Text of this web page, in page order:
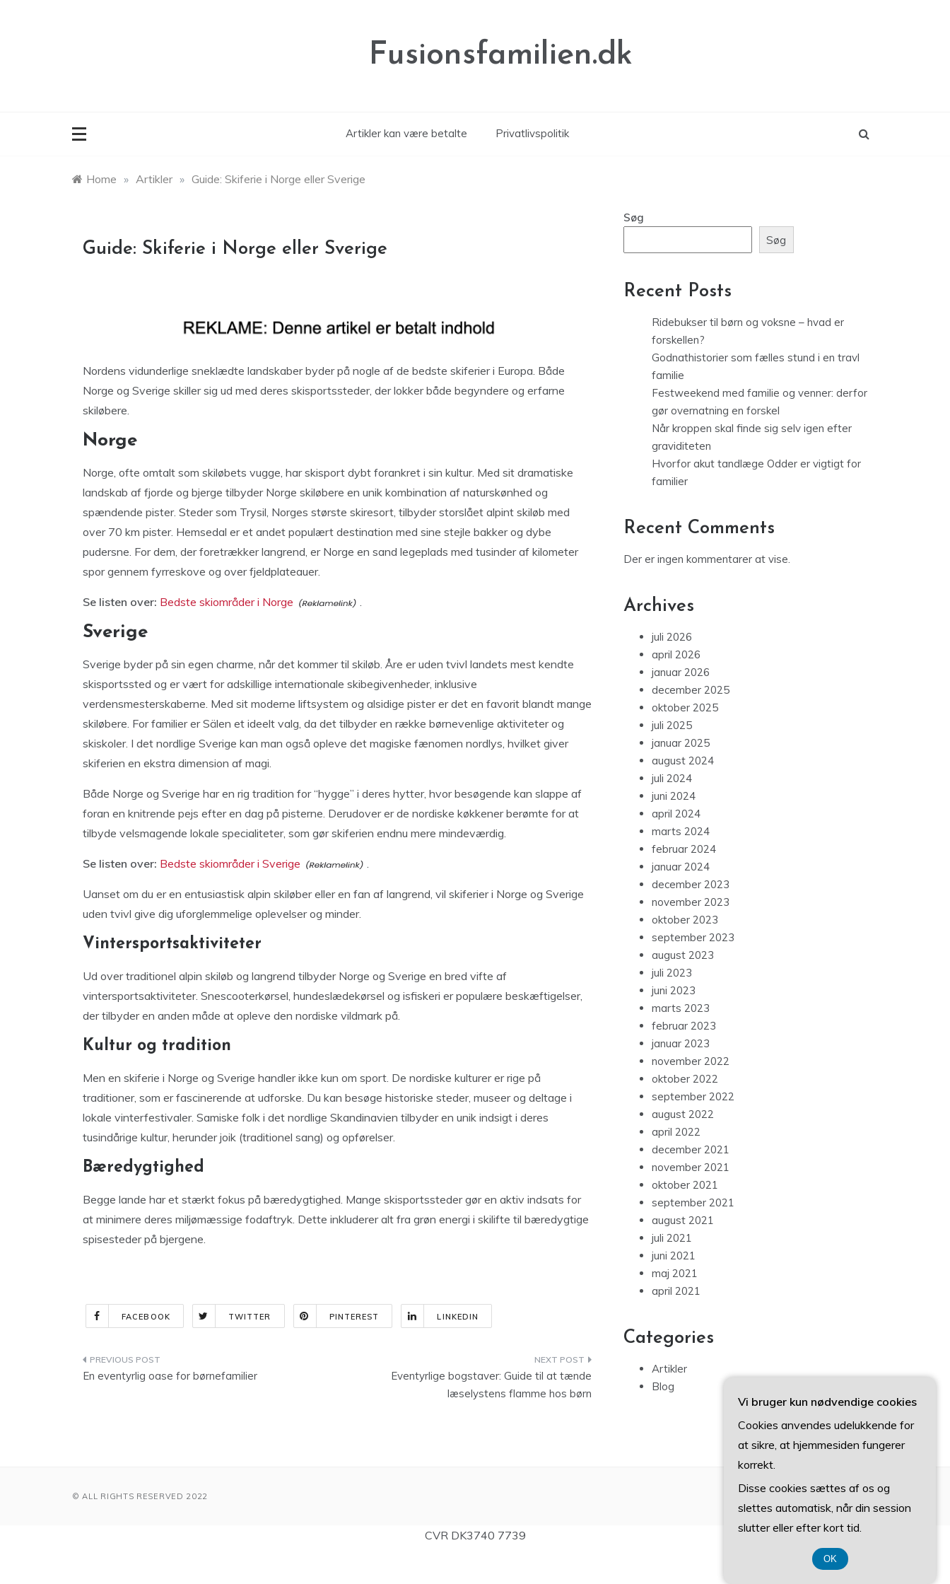
Fusionsfamilien.dk
Artikler kan være betalte Privatlivspolitik
Home » Artikler » Guide: Skiferie i Norge eller Sverige
Guide: Skiferie i Norge eller Sverige
Nordens vidunderlige sneklædte landskaber byder på nogle af de bedste skiferier i Europa. Både
Norge og Sverige skiller sig ud med deres skisportssteder, der lokker både begyndere og erfarne
skiløbere.
Norge
Norge, ofte omtalt som skiløbets vugge, har skisport dybt forankret i sin kultur. Med sit dramatiske
landskab af fjorde og bjerge tilbyder Norge skiløbere en unik kombination af naturskønhed og
spændende pister. Steder som Trysil, Norges største skiresort, tilbyder storslået alpint skiløb med
over 70 km pister. Hemsedal er et andet populært destination med sine stejle bakker og dybe
pudersne. For dem, der foretrækker langrend, er Norge en sand legeplads med tusinder af kilometer
spor gennem fyrreskove og over fjeldplateauer.
Se listen over: Bedste skiområder i Norge .
Sverige
Sverige byder på sin egen charme, når det kommer til skiløb. Åre er uden tvivl landets mest kendte
skisportssted og er vært for adskillige internationale skibegivenheder, inklusive
verdensmesterskaberne. Med sit moderne liftsystem og alsidige pister er det en favorit blandt mange
skiløbere. For familier er Sälen et ideelt valg, da det tilbyder en række børnevenlige aktiviteter og
skiskoler. I det nordlige Sverige kan man også opleve det magiske fænomen nordlys, hvilket giver
skiferien en ekstra dimension af magi.
Både Norge og Sverige har en rig tradition for “hygge” i deres hytter, hvor besøgende kan slappe af
foran en knitrende pejs efter en dag på pisterne. Derudover er de nordiske køkkener berømte for at
tilbyde velsmagende lokale specialiteter, som gør skiferien endnu mere mindeværdig.
Se listen over: Bedste skiområder i Sverige .
Uanset om du er en entusiastisk alpin skiløber eller en fan af langrend, vil skiferier i Norge og Sverige
uden tvivl give dig uforglemmelige oplevelser og minder.
Vintersportsaktiviteter
Ud over traditionel alpin skiløb og langrend tilbyder Norge og Sverige en bred vifte af
vintersportsaktiviteter. Snescooterkørsel, hundeslædekørsel og isfiskeri er populære beskæftigelser,
der tilbyder en anden måde at opleve den nordiske vildmark på.
Kultur og tradition
Men en skiferie i Norge og Sverige handler ikke kun om sport. De nordiske kulturer er rige på
traditioner, som er fascinerende at udforske. Du kan besøge historiske steder, museer og deltage i
lokale vinterfestivaler. Samiske folk i det nordlige Skandinavien tilbyder en unik indsigt i deres
tusindårige kultur, herunder joik (traditionel sang) og opførelser.
Bæredygtighed
Begge lande har et stærkt fokus på bæredygtighed. Mange skisportssteder gør en aktiv indsats for
at minimere deres miljømæssige fodaftryk. Dette inkluderer alt fra grøn energi i skilifte til bæredygtige
spisesteder på bjergene.
FACEBOOK TWITTER PINTEREST LINKEDIN
Indlægsnavigation
En eventyrlig oase for børnefamilier
Eventyrlige bogstaver: Guide til at tænde
læselystens flamme hos børn
Søg
Søg
Recent Posts
Ridebukser til børn og voksne – hvad er
forskellen?
Godnathistorier som fælles stund i en travl
familie
Festweekend med familie og venner: derfor
gør overnatning en forskel
Når kroppen skal finde sig selv igen efter
graviditeten
Hvorfor akut tandlæge Odder er vigtigt for
familier
Recent Comments
Der er ingen kommentarer at vise.
Archives
juli 2026
april 2026
januar 2026
december 2025
oktober 2025
juli 2025
januar 2025
august 2024
juli 2024
juni 2024
april 2024
marts 2024
februar 2024
januar 2024
december 2023
november 2023
oktober 2023
september 2023
august 2023
juli 2023
juni 2023
marts 2023
februar 2023
januar 2023
november 2022
oktober 2022
september 2022
august 2022
april 2022
december 2021
november 2021
oktober 2021
september 2021
august 2021
juli 2021
juni 2021
maj 2021
april 2021
Categories
Artikler
Blog
© ALL RIGHTS RESERVED 2022
CVR DK3740 7739
Vi bruger kun nødvendige cookies
Cookies anvendes udelukkende for
at sikre, at hjemmesiden fungerer
korrekt.
Disse cookies sættes af os og
slettes automatisk, når din session
slutter eller efter kort tid.
OK